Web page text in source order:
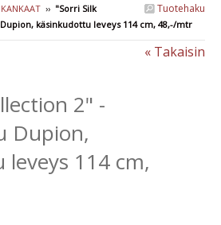
Tuotehaku
›› "Sorri Silk
käsinkudottu leveys 114 cm, 48,-/mtr
« Takaisin
2" -
Dupion,
114 cm,